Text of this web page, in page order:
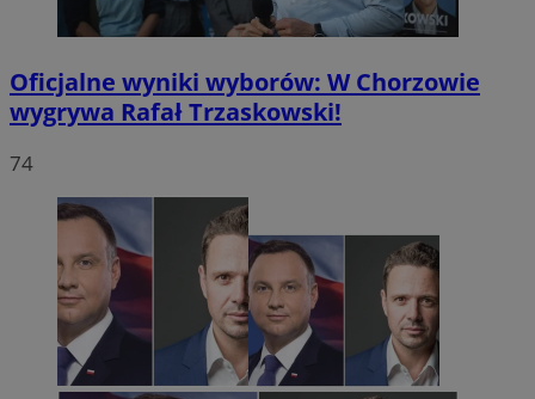
Oficjalne wyniki wyborów: W Chorzowie
wygrywa Rafał Trzaskowski!
74